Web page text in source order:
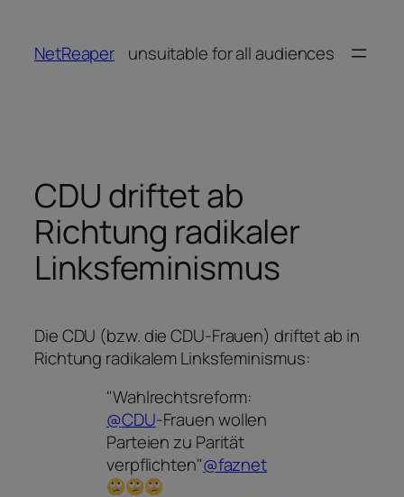
springen
NetReaper unsuitable for all audiences
CDU driftet ab
Richtung radikaler
Linksfeminismus
Die CDU (bzw. die CDU-Frauen) driftet ab in
Richtung radikalem Linksfeminismus:
"Wahlrechtsreform:
@CDU-Frauen wollen
Parteien zu Parität
verpflichten"@faznet